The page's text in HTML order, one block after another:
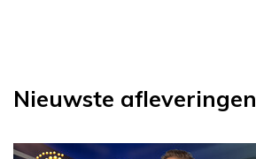
Nieuwste afleveringen